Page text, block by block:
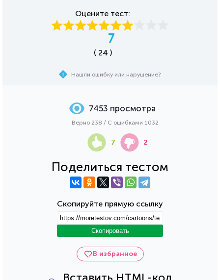
Оцените тест:
7
( 24 )
Нашли ошибку или нарушение?
В избранное
Поделиться тестом
Скопируйте прямую ссылку
Скопировать
7453 просмотра
Верно 238 / С ошибками 1032
7 2